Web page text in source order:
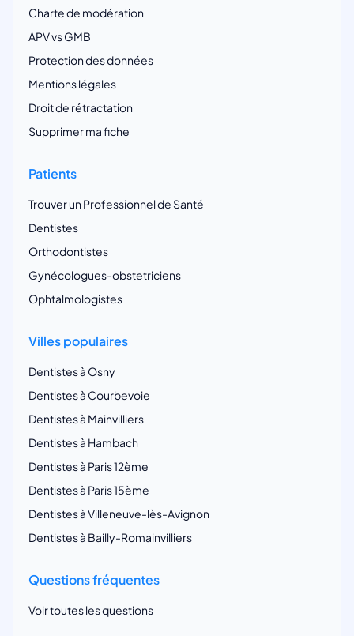
Charte de modération
APV vs GMB
Protection des données
Mentions légales
Droit de rétractation
Supprimer ma fiche
Patients
Trouver un Professionnel de Santé
Dentistes
Orthodontistes
Gynécologues-obstetriciens
Ophtalmologistes
Villes populaires
Dentistes à Osny
Dentistes à Courbevoie
Dentistes à Mainvilliers
Dentistes à Hambach
Dentistes à Paris 12ème
Dentistes à Paris 15ème
Dentistes à Villeneuve-lès-Avignon
Dentistes à Bailly-Romainvilliers
Questions fréquentes
Voir toutes les questions